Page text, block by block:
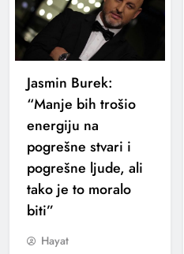
Jasmin Burek:
“Manje bih trošio
energiju na
pogrešne stvari i
pogrešne ljude, ali
tako je to moralo
biti”
Hayat